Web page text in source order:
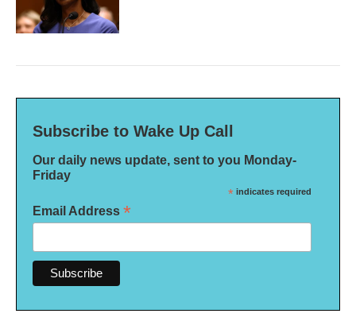
Subscribe to Wake Up Call
Our daily news update, sent to you Monday-
Friday
* indicates required
Email Address *